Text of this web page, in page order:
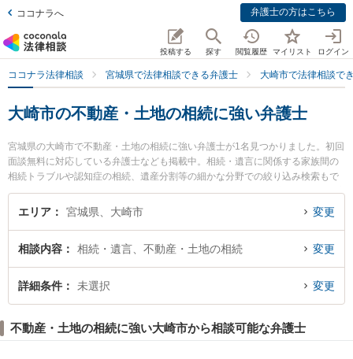
ココナラへ 弁護士の方はこちら
投稿する 探す 閲覧履歴 マイリスト ログイン
ココナラ法律相談 宮城県で法律相談できる弁護士 大崎市で法律相談で
大崎市の不動産・土地の相続に強い弁護士
宮城県の大崎市で不動産・土地の相続に強い弁護士が1名見つかりました。初回
面談無料に対応している弁護士なども掲載中。相続・遺言に関係する家族間の
相続トラブルや認知症の相続、遺産分割等の細かな分野での絞り込み検索もで
き便利です。特に弁護士法人菅原・佐々木法律事務所の佐々木 康晴弁護士のプ
ロフィール情報や弁護士費用、強みなどが注目されています。『大崎市で土日
たい』『初回相談無料で不動産・土地の相続を法律相談できる大崎市内の弁護
士に相談予約したい』などでお困りの相談者さんにおすすめです。
エリア 宮城県、大崎市 変更
相談内容 相続・遺言、不動産・土地の相続 変更
詳細条件 未選択 変更
不動産・土地の相続に強い大崎市から相談可能な弁護士